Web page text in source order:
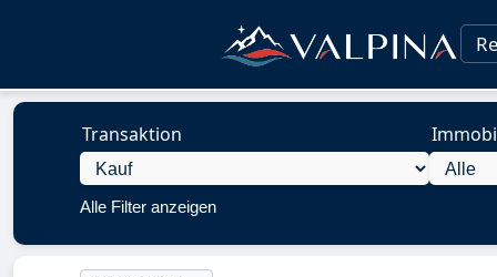
Transaktion
Alle Filter anzeigen